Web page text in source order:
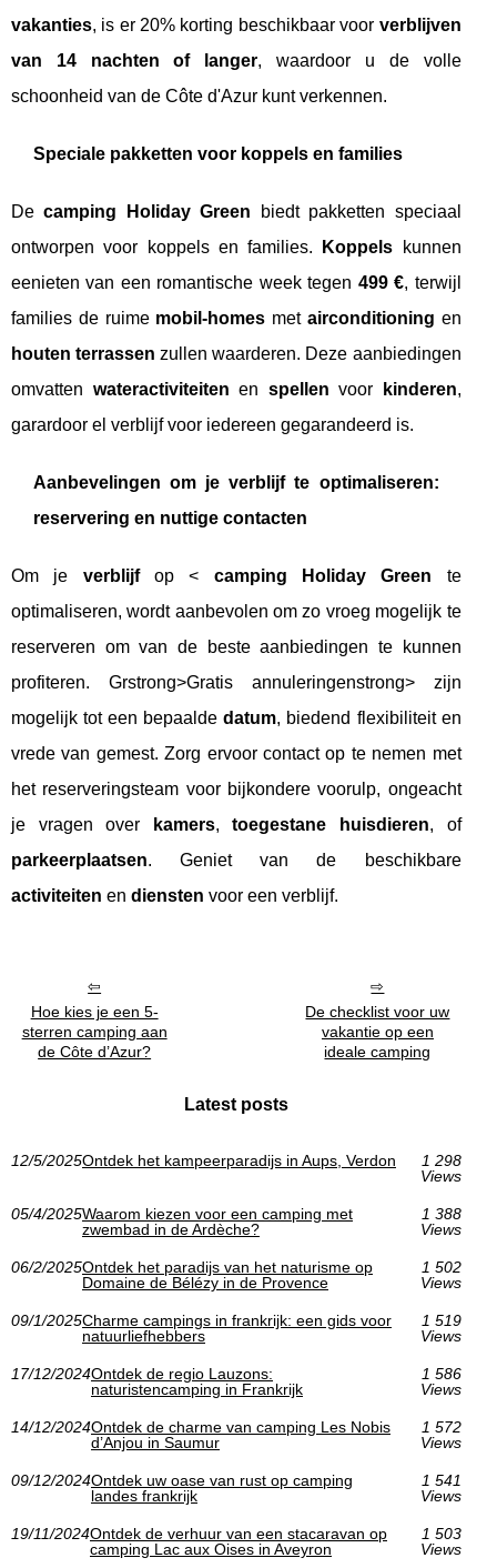
vakanties, is er 20% korting beschikbaar voor verblijven
van 14 nachten of langer, waardoor u de volle
schoonheid van de Côte d'Azur kunt verkennen.
Speciale pakketten voor koppels en families
Decamping Holiday Green biedt pakketten speciaal
ontworpen voor koppels en families.
Koppels kunnen
eenieten van een romantische week tegen 499 €, terwijl
families de ruime mobil-homes met airconditioning en
houten terrassen zullen waarderen. Deze aanbiedingen
omvatten wateractiviteiten en spellen voor kinderen,
garardoor el verblijf voor iedereen gegarandeerd is.
Aanbevelingen om je verblijf te optimaliseren:
reservering en nuttige contacten
Om je verblijfop < camping Holiday Green te
optimaliseren, wordt aanbevolen om zo vroeg mogelijk te
reserveren om van de beste aanbiedingen te kunnen
profiteren. Grstrong>Gratis annuleringenstrong> zijn
mogelijk tot een bepaaldedatum, biedend flexibiliteit en
vrede van gemest. Zorg ervoor contact op te nemen met
het reserveringsteam voor bijkondere voorulp, ongeacht
je vragen over
kamers,toegestane huisdieren, of
parkeerplaatsen. Geniet van de beschikbare
activiteiten en diensten voor een verblijf.
Hoe kies je een 5-
sterren camping aan
de Côte d’Azur?
De checklist voor uw
vakantie op een
ideale camping
Latest posts
12/5/2025Ontdek het kampeerparadijs in Aups, Verdon
1 298
Views
05/4/2025Waarom kiezen voor een camping met
zwembad in de Ardèche?
1 388
Views
06/2/2025Ontdek het paradijs van het naturisme op
Domaine de Bélézy in de Provence
1 502
Views
09/1/2025Charme campings in frankrijk: een gids voor
natuurliefhebbers
1 519
Views
17/12/2024Ontdek de regio Lauzons:
naturistencamping in Frankrijk
1 586
Views
14/12/2024Ontdek de charme van camping Les Nobis
d’Anjou in Saumur
1 572
Views
09/12/2024Ontdek uw oase van rust op camping
landes frankrijk
1 541
Views
19/11/2024Ontdek de verhuur van een stacaravan op
camping Lac aux Oises in Aveyron
1 503
Views